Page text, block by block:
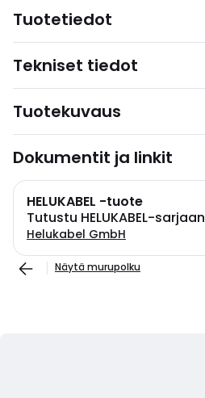
Tuotetiedot
Tekniset tiedot
Tuotekuvaus
Dokumentit ja linkit
HELUKABEL -tuote
Tutustu HELUKABEL-sarjaan
Helukabel GmbH
Näytä murupolku